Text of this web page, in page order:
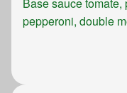
Base sauce
pepperoni, double